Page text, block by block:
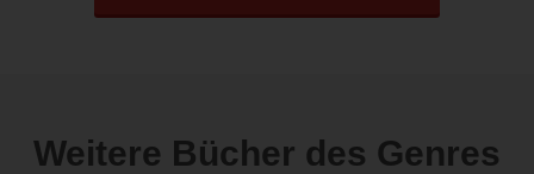
Weitere Bücher des Genres